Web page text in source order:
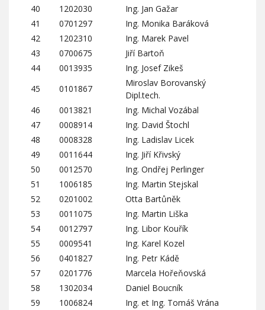
40
1202030
Ing. Jan Gažar
41
0701297
Ing. Monika Baráková
42
1202310
Ing. Marek Pavel
43
0700675
Jiří Bartoň
44
0013935
Ing. Josef Zikeš
45
0101867
Miroslav Borovanský
Dipl.tech.
46
0013821
Ing. Michal Vozábal
47
0008914
Ing. David Štochl
48
0008328
Ing. Ladislav Licek
49
0011644
Ing. Jiří Křivský
50
0012570
Ing. Ondřej Perlinger
51
1006185
Ing. Martin Stejskal
52
0201002
Otta Bartůněk
53
0011075
Ing. Martin Liška
54
0012797
Ing. Libor Kouřík
55
0009541
Ing. Karel Kozel
56
0401827
Ing. Petr Kádě
57
0201776
Marcela Hořeňovská
58
1302034
Daniel Boucník
59
1006824
Ing. et Ing. Tomáš Vrána